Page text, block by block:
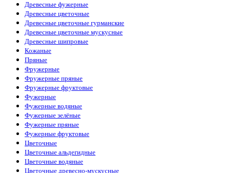
Древесные фужерные
Древесные цветочные
Древесные цветочные гурманские
Древесные цветочные мускусные
Древесные шипровые
Кожаные
Пряные
Фружерные
Фружерные пряные
Фружерные фруктовые
Фужерные
Фужерные водяные
Фужерные зелёные
Фужерные пряные
Фужерные фруктовые
Цветочные
Цветочные альдегидные
Цветочные водяные
Цветочные древесно-мускусные